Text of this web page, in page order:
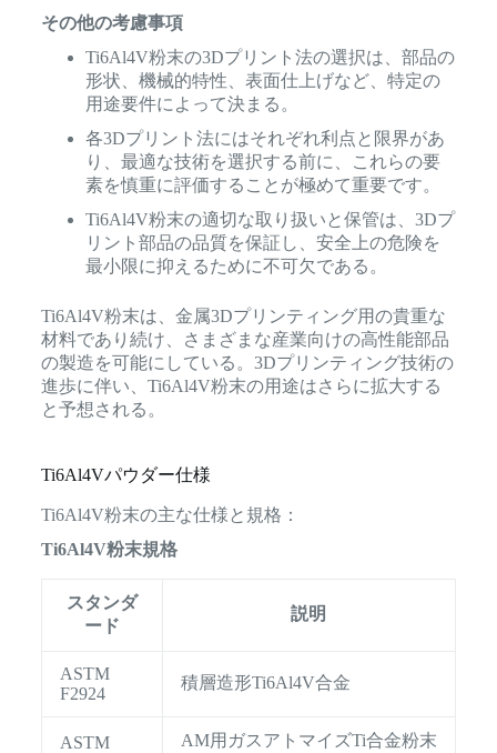
その他の考慮事項
Ti6Al4V粉末の3Dプリント法の選択は、部品の
形状、機械的特性、表面仕上げなど、特定の
用途要件によって決まる。
各3Dプリント法にはそれぞれ利点と限界があ
り、最適な技術を選択する前に、これらの要
素を慎重に評価することが極めて重要です。
Ti6Al4V粉末の適切な取り扱いと保管は、3Dプ
リント部品の品質を保証し、安全上の危険を
最小限に抑えるために不可欠である。
Ti6Al4V粉末は、金属3Dプリンティング用の貴重な
材料であり続け、さまざまな産業向けの高性能部品
の製造を可能にしている。3Dプリンティング技術の
進歩に伴い、Ti6Al4V粉末の用途はさらに拡大する
と予想される。
Ti6Al4Vパウダー仕様
Ti6Al4V粉末の主な仕様と規格：
Ti6Al4V粉末規格
スタンダ
ード
説明
ASTM
F2924
積層造形Ti6Al4V合金
ASTM AM用ガスアトマイズTi合金粉末